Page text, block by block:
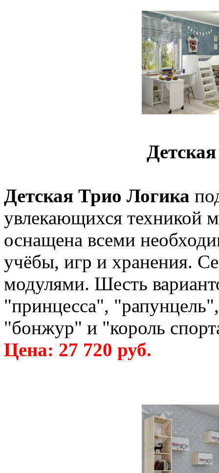
Детская Трио Логика
увлекающихся техникой
оснащена всеми
учёбы, игр и хранения.
модулями. Шесть
"принцесса",
"бонжур" и "король
Цена: 27 720 руб.